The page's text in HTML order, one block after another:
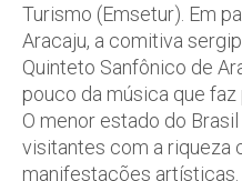
Turismo (Emsetur). Em
Aracaju, a comitiva
Quinteto Sanfônico de
pouco da música que
O menor estado do
visitantes com a riqueza
manifestações